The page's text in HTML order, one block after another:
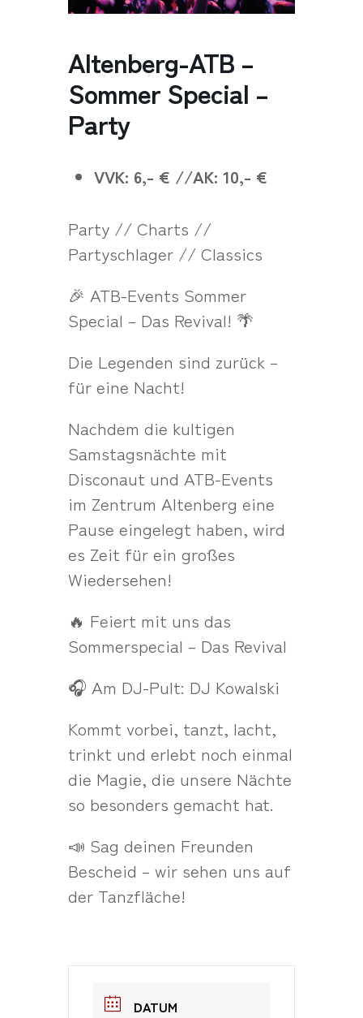
Altenberg-ATB –
Sommer Special –
Party
VVK: 6,- € //AK: 10,- €
Party // Charts //
Partyschlager // Classics
🎉 ATB-Events Sommer
Special – Das Revival! 🌴
Die Legenden sind zurück –
für eine Nacht!
Nachdem die kultigen
Samstagsnächte mit
Disconaut und ATB-Events
im Zentrum Altenberg eine
Pause eingelegt haben, wird
es Zeit für ein großes
Wiedersehen!
🔥 Feiert mit uns das
Sommerspecial – Das Revival
🎧 Am DJ-Pult: DJ Kowalski
Kommt vorbei, tanzt, lacht,
trinkt und erlebt noch einmal
die Magie, die unsere Nächte
so besonders gemacht hat.
📣 Sag deinen Freunden
Bescheid – wir sehen uns auf
der Tanzfläche!
DATUM